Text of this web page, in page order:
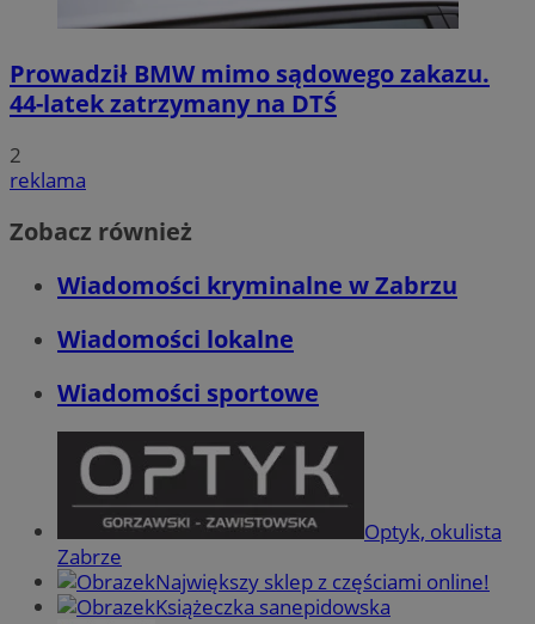
Prowadził BMW mimo sądowego zakazu.
44-latek zatrzymany na DTŚ
2
reklama
Zobacz również
Wiadomości kryminalne w Zabrzu
Wiadomości lokalne
Wiadomości sportowe
Optyk, okulista
Zabrze
Największy sklep z częściami online!
Książeczka sanepidowska